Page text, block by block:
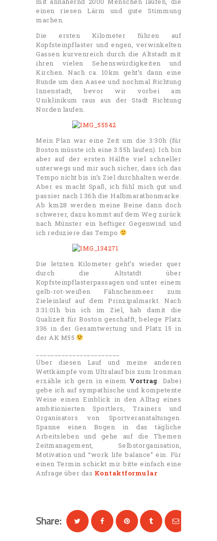
einen riesen Lärm und gute Stimmung
machen.
Die ersten Kilometer führen auf
Kopfsteinpflaster und engen, verwinkelten
Gassen kurvenreich durch die Altstadt mit
ihren vielen Sehenswürdigkeiten und
Kirchen. Nach ca. 10km geht’s dann eine
Runde um den Aasee und nochmal Richtung
Innenstadt, bevor wir vorbei am
Uniklinikum raus aus der Stadt Richtung
Norden laufen.
Mein Plan war eine Zeit um die 3:30h (für
Boston müsste ich eine 3:55h laufen). Ich bin
aber auf der ersten Hälfte viel schneller
unterwegs und mir auch sicher, dass ich das
Tempo nicht bis in’s Ziel durchhalten werde.
Aber es macht Spaß, ich fühl mich gut und
passier nach 1:36h die Halbmarathonmarke.
Ab km28 werden meine Beine dann doch
schwerer, dazu kommt auf dem Weg zurück
nach Münster ein heftiger Gegenwind und
ich reduziere das Tempo
Die letzten Kilometer geht’s wieder quer
durch die Altstatdt über
Kopfsteinpflasterpassagen und unter einem
gelb-rot-weißen Fähnchenmeer zum
Zieleinlauf auf dem Prinzipalmarkt. Nach
3:31:01h bin ich im Ziel, hab damit die
Qualizeit für Boston geschafft, belege Platz
336 in der Gesamtwertung und Platz 15 in
der AK M55
Über diesen Lauf und meine anderen
Wettkämpfe vom Ultralauf bis zum Ironman
erzähle ich gern in einem Vortrag. Dabei
gebe ich auf sympathische und kompetente
Weise einen Einblick in den Alltag eines
ambitionierten Sportlers, Trainers und
Organisators von Sportveranstaltungen.
Spanne einen Bogen in das tägliche
Arbeitsleben und gehe auf die Themen
Zeitmanagement, Selbstorganisation,
Motivation und “work life balance” ein. Für
einen Termin schickt mir bitte einfach eine
Anfrage über das Kontaktformular
Share: